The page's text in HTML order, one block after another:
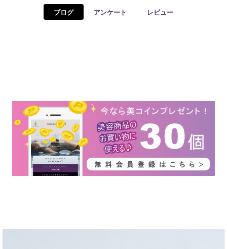
ブログ アンケート レビュー